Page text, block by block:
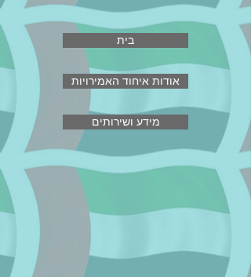
בית
אודות איחוד האמירויות
מידע ושירותים